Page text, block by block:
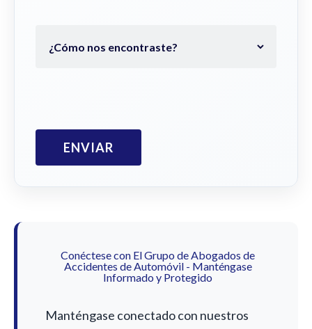
Conéctese con El Grupo de Abogados de
Accidentes de Automóvil - Manténgase
Informado y Protegido
Manténgase conectado con nuestros